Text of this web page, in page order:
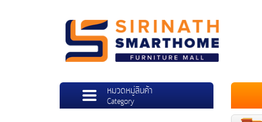
หมวดหมู่สินค้า
Category